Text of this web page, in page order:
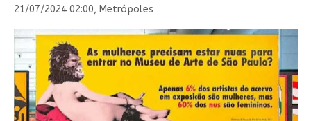
21/07/2024 02:00, Metrópoles